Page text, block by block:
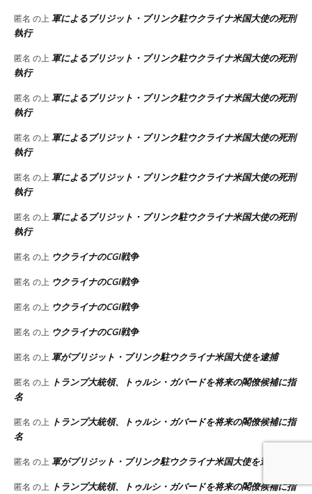
匿名 の上 軍によるブリジット・ブリンク駐ウクライナ米国大使の死刑
執行
匿名 の上 軍によるブリジット・ブリンク駐ウクライナ米国大使の死刑
執行
匿名 の上 軍によるブリジット・ブリンク駐ウクライナ米国大使の死刑
執行
匿名 の上 軍によるブリジット・ブリンク駐ウクライナ米国大使の死刑
執行
匿名 の上 軍によるブリジット・ブリンク駐ウクライナ米国大使の死刑
執行
匿名 の上 軍によるブリジット・ブリンク駐ウクライナ米国大使の死刑
執行
匿名 の上 ウクライナのCGI戦争
匿名 の上 ウクライナのCGI戦争
匿名 の上 ウクライナのCGI戦争
匿名 の上 ウクライナのCGI戦争
匿名 の上 軍がブリジット・ブリンク駐ウクライナ米国大使を逮捕
匿名 の上 トランプ大統領、トゥルシ・ガバードを将来の閣僚候補に指
名
匿名 の上 トランプ大統領、トゥルシ・ガバードを将来の閣僚候補に指
名
匿名 の上 軍がブリジット・ブリンク駐ウクライナ米国大使を逮捕
匿名 の上 トランプ大統領、トゥルシ・ガバードを将来の閣僚候補に指